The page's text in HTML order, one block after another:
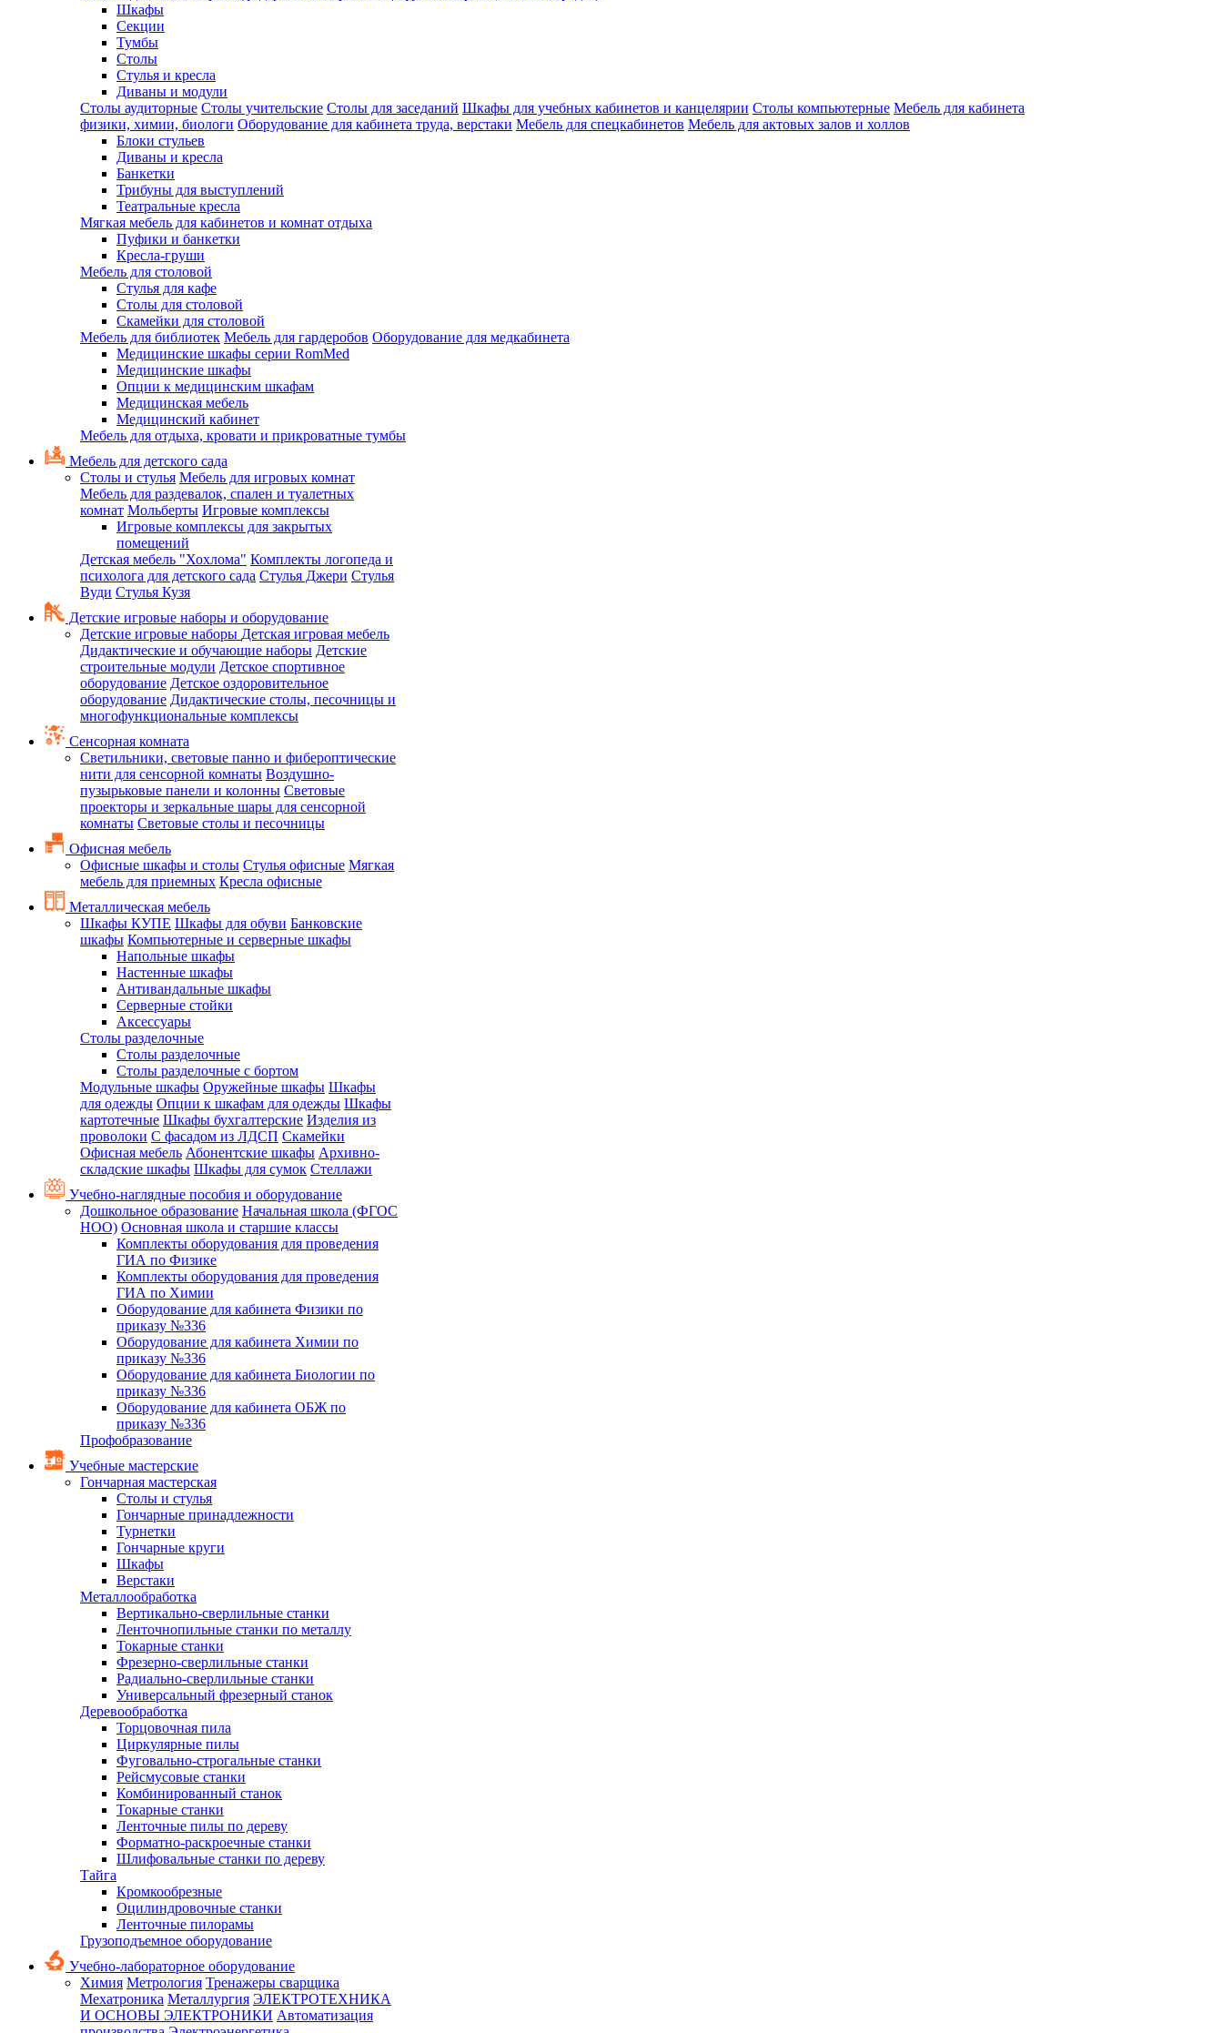
Шкафы
Секции
Тумбы
Столы
Стулья и кресла
Диваны и модули
Столы аудиторные Столы учительские Столы для заседаний Шкафы для учебных кабинетов и канцелярии Столы компьютерные Мебель для кабинета
физики, химии, биологи Оборудование для кабинета труда, верстаки Мебель для спецкабинетов Мебель для актовых залов и холлов
Блоки стульев
Диваны и кресла
Банкетки
Трибуны для выступлений
Театральные кресла
Мягкая мебель для кабинетов и комнат отдыха
Пуфики и банкетки
Кресла-груши
Мебель для столовой
Cтулья для кафе
Cтолы для столовой
Скамейки для столовой
Мебель для библиотек Мебель для гардеробов Оборудование для медкабинета
Медицинские шкафы серии RomMed
Медицинские шкафы
Опции к медицинским шкафам
Медицинская мебель
Медицинский кабинет
Мебель для отдыха, кровати и прикроватные тумбы
Мебель для детского сада
Столы и стулья Мебель для игровых комнат
Мебель для раздевалок, спален и туалетных
комнат Мольберты Игровые комплексы
Игровые комплексы для закрытых
помещений
Детская мебель "Хохлома" Комплекты логопеда и
психолога для детского сада Стулья Джери Стулья
Вуди Стулья Кузя
Детские игровые наборы и оборудование
Детские игровые наборы Детская игровая мебель
Дидактические и обучающие наборы Детские
строительные модули Детское спортивное
оборудование Детское оздоровительное
оборудование Дидактические столы, песочницы и
многофункциональные комплексы
Сенсорная комната
Светильники, световые панно и фибероптические
нити для сенсорной комнаты Воздушно-
пузырьковые панели и колонны Световые
проекторы и зеркальные шары для сенсорной
комнаты Световые столы и песочницы
Офисная мебель
Офисные шкафы и столы Стулья офисные Мягкая
мебель для приемных Кресла офисные
Металлическая мебель
Шкафы КУПЕ Шкафы для обуви Банковские
шкафы Компьютерные и серверные шкафы
Напольные шкафы
Настенные шкафы
Антивандальные шкафы
Серверные стойки
Аксессуары
Столы разделочные
Столы разделочные
Столы разделочные с бортом
Модульные шкафы Оружейные шкафы Шкафы
для одежды Опции к шкафам для одежды Шкафы
картотечные Шкафы бухгалтерские Изделия из
проволоки С фасадом из ЛДСП Скамейки
Офисная мебель Абонентские шкафы Архивно-
складские шкафы Шкафы для сумок Стеллажи
Учебно-наглядные пособия и оборудование
Дошкольное образование Начальная школа (ФГОС
НОО) Основная школа и старшие классы
Комплекты оборудования для проведения
ГИА по Физике
Комплекты оборудования для проведения
ГИА по Химии
Оборудование для кабинета Физики по
приказу №336
Оборудование для кабинета Химии по
приказу №336
Оборудование для кабинета Биологии по
приказу №336
Оборудование для кабинета ОБЖ по
приказу №336
Профобразование
Учебные мастерские
Гончарная мастерская
Столы и стулья
Гончарные принадлежности
Турнетки
Гончарные круги
Шкафы
Верстаки
Металлообработка
Вертикально-сверлильные станки
Ленточнопильные станки по металлу
Токарные станки
Фрезерно-сверлильные станки
Радиально-сверлильные станки
Универсальный фрезерный станок
Деревообработка
Торцовочная пила
Циркулярные пилы
Фуговально-строгальные станки
Рейсмусовые станки
Комбинированный станок
Токарные станки
Ленточные пилы по дереву
Форматно-раскроечные станки
Шлифовальные станки по дереву
Тайга
Кромкообрезные
Оцилиндровочные станки
Ленточные пилорамы
Грузоподъемное оборудование
Учебно-лабораторное оборудование
Химия Метрология Тренажеры сварщика
Мехатроника Металлургия ЭЛЕКТРОТЕХНИКА
И ОСНОВЫ ЭЛЕКТРОНИКИ Автоматизация